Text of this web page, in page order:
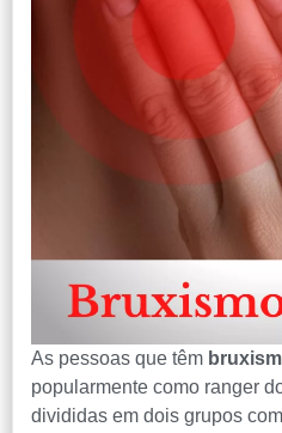
As pessoas que têm
popularmente como ranger
divididas em dois grupos